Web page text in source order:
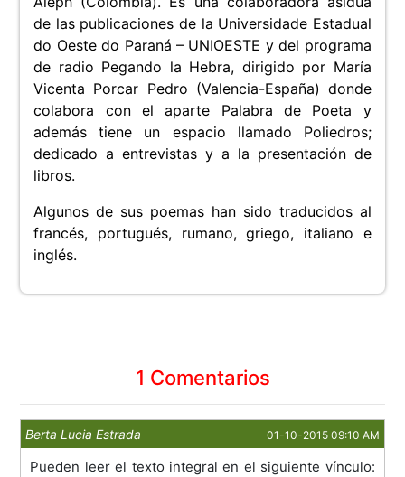
de las publicaciones de la Universidade Estadual
do Oeste do Paraná – UNIOESTE y del programa
de radio Pegando la Hebra, dirigido por María
Vicenta Porcar Pedro (Valencia-España) donde
colabora con el aparte Palabra de Poeta y
además tiene un espacio llamado Poliedros;
dedicado a entrevistas y a la presentación de
libros.
Algunos de sus poemas han sido traducidos al
francés, portugués, rumano, griego, italiano e
inglés.
1 Comentarios
Berta Lucia Estrada 01-10-2015 09:10 AM
Pueden leer el texto integral en el siguiente vínculo: